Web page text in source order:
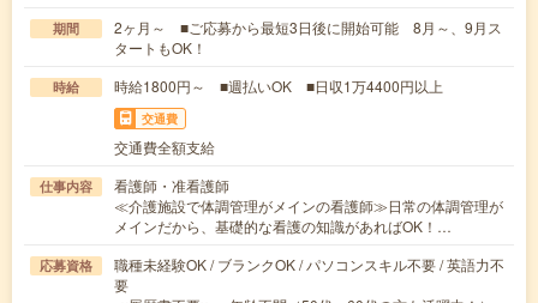
期間
2ヶ月～ ■ご応募から最短3日後に開始可能 8月～、9月ス
タートもOK！
時給 時給1800円～ ■週払いOK ■日収1万4400円以上
交通費
交通費全額支給
仕事内容
看護師・准看護師
≪介護施設で体調管理がメインの看護師≫日常の体調管理が
メインだから、基礎的な看護の知識があればOK！…
応募資格
職種未経験OK / ブランクOK / パソコンスキル不要 / 英語力不
要